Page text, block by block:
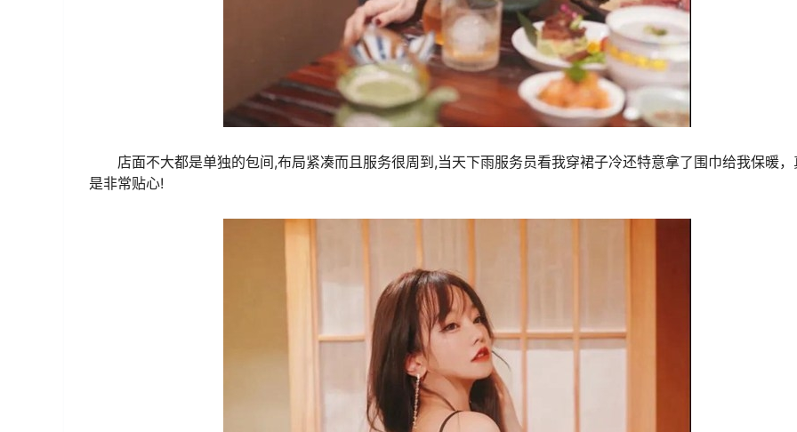
店面不大都是单独的包间,布局紧凑而且服务很周到,当天下雨服务员看我穿裙子冷还特意拿了围巾给我保暖，
是非常贴心!